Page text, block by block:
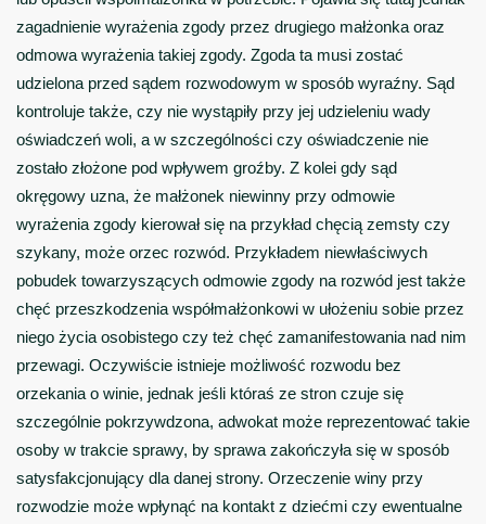
zagadnienie wyrażenia zgody przez drugiego małżonka oraz
odmowa wyrażenia takiej zgody. Zgoda ta musi zostać
udzielona przed sądem rozwodowym w sposób wyraźny. Sąd
kontroluje także, czy nie wystąpiły przy jej udzieleniu wady
oświadczeń woli, a w szczególności czy oświadczenie nie
zostało złożone pod wpływem groźby. Z kolei gdy sąd
okręgowy uzna, że małżonek niewinny przy odmowie
wyrażenia zgody kierował się na przykład chęcią zemsty czy
szykany, może orzec rozwód. Przykładem niewłaściwych
pobudek towarzyszących odmowie zgody na rozwód jest także
chęć przeszkodzenia współmałżonkowi w ułożeniu sobie przez
niego życia osobistego czy też chęć zamanifestowania nad nim
przewagi. Oczywiście istnieje możliwość rozwodu bez
orzekania o winie, jednak jeśli któraś ze stron czuje się
szczególnie pokrzywdzona, adwokat może reprezentować takie
osoby w trakcie sprawy, by sprawa zakończyła się w sposób
satysfakcjonujący dla danej strony. Orzeczenie winy przy
rozwodzie może wpłynąć na kontakt z dziećmi czy ewentualne